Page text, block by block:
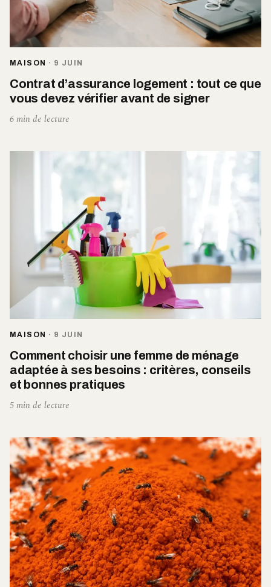
MAISON · 9 JUIN
Contrat d’assurance logement : tout ce que
vous devez vérifier avant de signer
6 min de lecture
MAISON · 9 JUIN
Comment choisir une femme de ménage
adaptée à ses besoins : critères, conseils
et bonnes pratiques
5 min de lecture